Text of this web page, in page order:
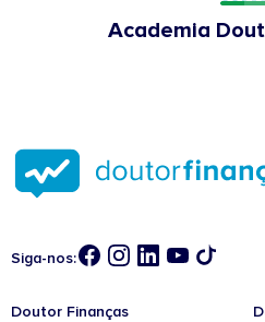
Academia
Siga-nos:
Doutor Finanças